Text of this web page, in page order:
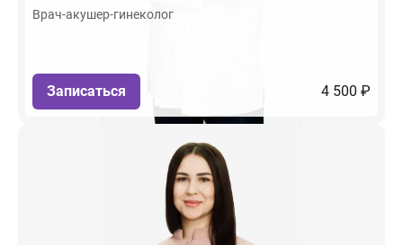
Врач-акушер-гинеколог
Записаться 4 500 ₽